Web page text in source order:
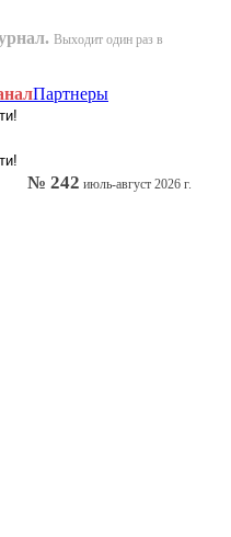
Выходит один раз в
Партнеры
№ 242 июль-август 2026 г.